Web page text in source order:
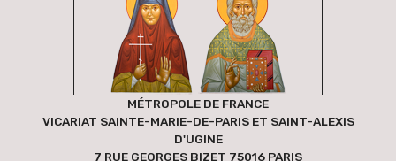
MÉTROPOLE DE FRANCE
VICARIAT SAINTE-MARIE-DE-PARIS ET SAINT-ALEXIS
D'UGINE
7 RUE GEORGES BIZET 75016 PARIS